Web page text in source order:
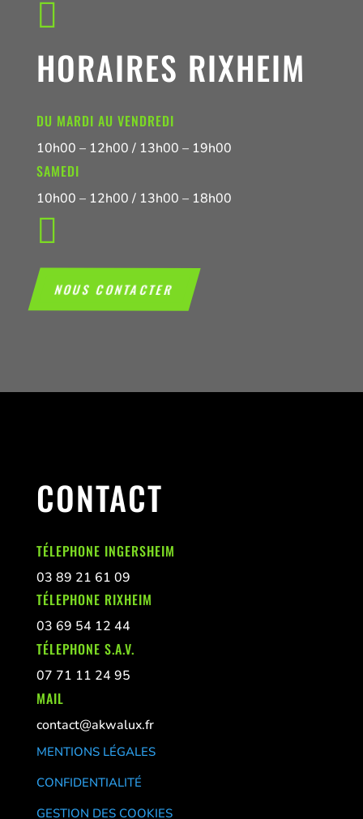

HORAIRES RIXHEIM
DU MARDI AU VENDREDI
10h00 – 12h00 / 13h00 – 19h00
SAMEDI
10h00 – 12h00 / 13h00 – 18h00

NOUS CONTACTER
CONTACT
TÉLEPHONE INGERSHEIM
03 89 21 61 09
TÉLEPHONE RIXHEIM
03 69 54 12 44
TÉLEPHONE S.A.V.
07 71 11 24 95
MAIL
contact@akwalux.fr
MENTIONS LÉGALES
CONFIDENTIALITÉ
GESTION DES COOKIES